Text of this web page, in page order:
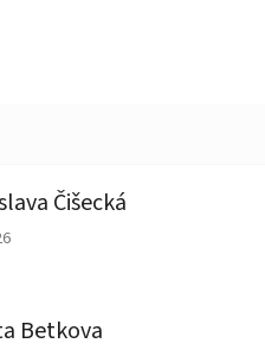
Čišecká
obchodu je 1 z 5 hviezdičiek.
Betkova